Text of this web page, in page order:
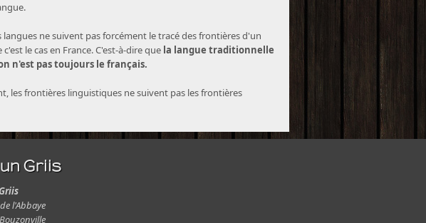
langues ne suivent pas forcément le tracé des frontières d'un
le cas en France. C'est-à-dire que la langue traditionnelle
n'est pas toujours le français.
les frontières linguistiques ne suivent pas les frontières
Griis
l'Abbaye